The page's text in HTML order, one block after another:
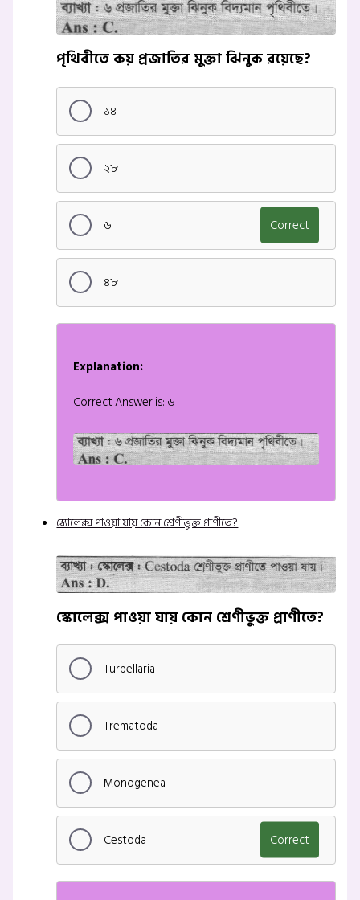
পৃথিবীতে কয় প্রজাতির মুক্তা ঝিনুক রয়েছে?
১৪
২৮
৬ Correct
৪৮
Explanation:
Correct Answer is: ৬
স্কোলেক্স পাওয়া যায় কোন শ্রেণীভুক্ত প্রাণীতে?
স্কোলেক্স পাওয়া যায় কোন শ্রেণীভুক্ত প্রাণীতে?
Turbellaria
Trematoda
Monogenea
Cestoda Correct